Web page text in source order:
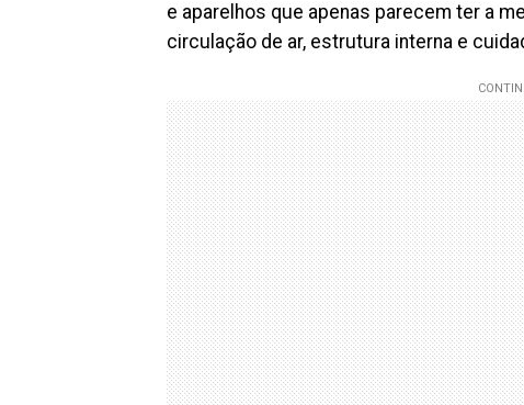
e aparelhos que apenas parecem ter a
circulação de ar, estrutura interna e